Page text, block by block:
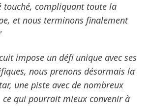
touché, compliquant toute la
et nous terminons finalement
impose un défi unique avec ses
nous prenons désormais la
une piste avec de nombreux
ce qui pourrait mieux convenir à